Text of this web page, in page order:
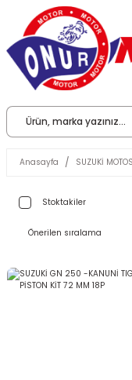
Anasayfa SUZUKİ
Stoktakiler